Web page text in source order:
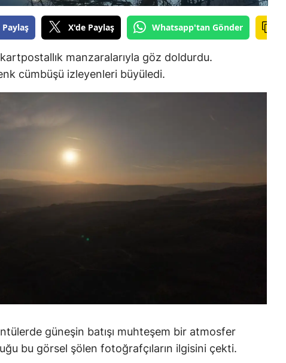
Çanakkale
Çankırı
Çorum
Denizli
Diyarbakır
Elazığ
Erzincan
Hakkari
X'de Paylaş Whatsapp'tan Gönder
kartpostallık manzaralarıyla göz doldurdu.
cümbüşü izleyenleri büyüledi.
güneşin batışı muhteşem bir atmosfer
bu görsel şölen fotoğrafçıların ilgisini çekti.